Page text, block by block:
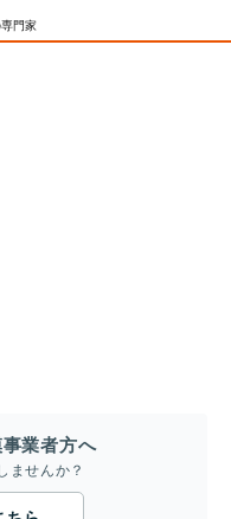
門家
業者方へ
ませんか？